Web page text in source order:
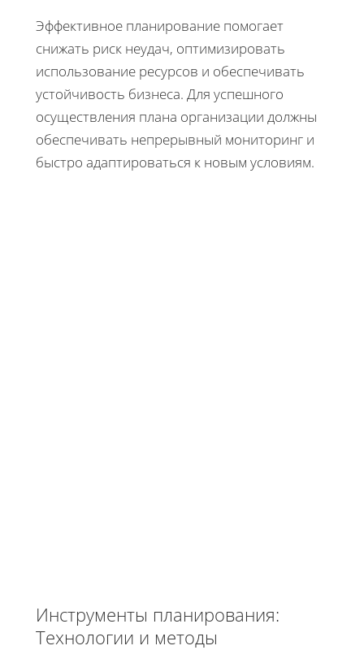
Эффективное планирование помогает
снижать риск неудач, оптимизировать
использование ресурсов и обеспечивать
устойчивость бизнеса. Для успешного
осуществления плана организации должны
обеспечивать непрерывный мониторинг и
быстро адаптироваться к новым условиям.
Инструменты планирования:
Технологии и методы